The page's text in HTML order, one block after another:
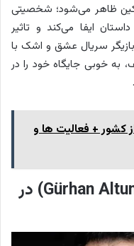
ظاهر می‌شود؛ شخصیتی
ایفا می‌کند و تاثیر
سریال عشق و اشک با
به خوبی جایگاه خود را در
کشور + فعالیت ها و
گورهان آلتونداسار (Gürhan Altundasar) در